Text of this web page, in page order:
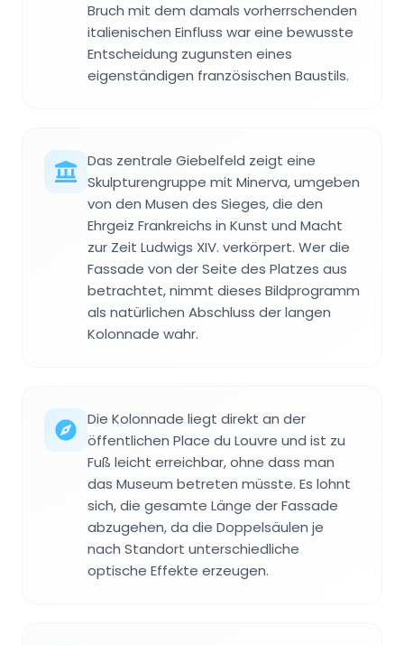
Bruch mit dem damals vorherrschenden
italienischen Einfluss war eine bewusste
Entscheidung zugunsten eines
eigenständigen französischen Baustils.
Das zentrale Giebelfeld zeigt eine
Skulpturengruppe mit Minerva, umgeben
von den Musen des Sieges, die den
Ehrgeiz Frankreichs in Kunst und Macht
zur Zeit Ludwigs XIV. verkörpert. Wer die
Fassade von der Seite des Platzes aus
betrachtet, nimmt dieses Bildprogramm
als natürlichen Abschluss der langen
Kolonnade wahr.
Die Kolonnade liegt direkt an der
öffentlichen Place du Louvre und ist zu
Fuß leicht erreichbar, ohne dass man
das Museum betreten müsste. Es lohnt
sich, die gesamte Länge der Fassade
abzugehen, da die Doppelsäulen je
nach Standort unterschiedliche
optische Effekte erzeugen.